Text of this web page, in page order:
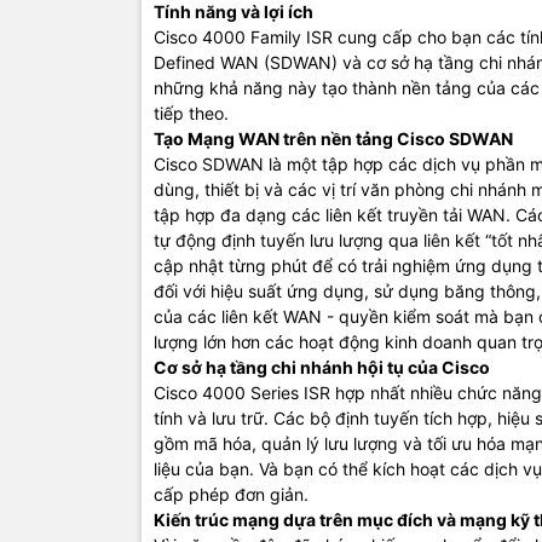
Tính năng và lợi ích
Cisco 4000 Family ISR cung cấp cho bạn các
Defined WAN (SDWAN) và cơ sở hạ tầng chi
những khả năng này tạo thành nền tảng của
tiếp theo.
Tạo Mạng WAN trên nền tảng Cisco SDWAN
Cisco SDWAN là một tập hợp các dịch vụ phần
dùng, thiết bị và các vị trí văn phòng chi nhánh
tập hợp đa dạng các liên kết truyền tải WAN.
tự động định tuyến lưu lượng qua liên kết “tốt
cập nhật từng phút để có trải nghiệm ứng dụng
đối với hiệu suất ứng dụng, sử dụng băng
của các liên kết WAN - quyền kiểm soát mà
lượng lớn hơn các hoạt động kinh doanh quan
Cơ sở hạ tầng chi nhánh hội tụ của Cisco
Cisco 4000 Series ISR hợp nhất nhiều chức
tính và lưu trữ. Các bộ định tuyến tích hợp, hiệu
gồm mã hóa, quản lý lưu lượng và tối ưu hóa
liệu của bạn. Và bạn có thể kích hoạt các dịch
cấp phép đơn giản.
Kiến trúc mạng dựa trên mục đích và mạng kỹ
đích, một
đơn giản
Mạng
●
hơn, trải
●
thể quản
● Driven
đó thành
thành vấn
Trung tâm
mạng của
quản lý
diện Trung
chức
Cisco
mình bằng
tính mở,
Cisco và